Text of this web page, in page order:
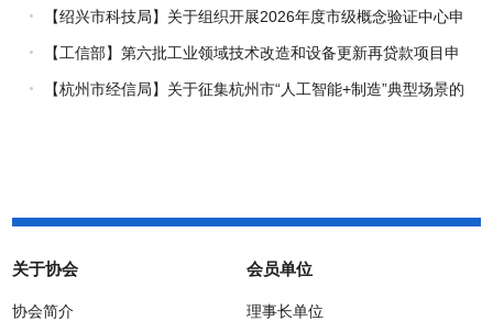
究专项（试点）项目指南
【绍兴市科技局】关于组织开展2026年度市级概念验证中心申
报工作的通知
【工信部】第六批工业领域技术改造和设备更新再贷款项目申
报工作启动
【杭州市经信局】关于征集杭州市“人工智能+制造”典型场景的
关于协会
协会简介
会员单位
理事长单位